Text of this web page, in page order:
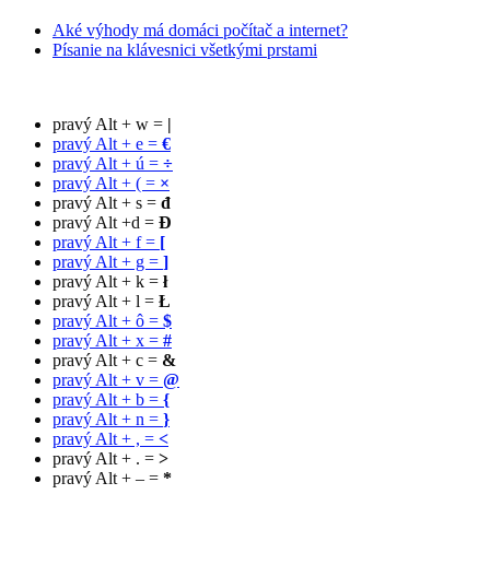
Aké výhody má domáci počítač a internet?
Písanie na klávesnici všetkými prstami
pravý Alt + w = |
pravý Alt + e = €
pravý Alt + ú = ÷
pravý Alt + ( = ×
pravý Alt + s = đ
pravý Alt +d = Đ
pravý Alt + f = [
pravý Alt + g = ]
pravý Alt + k = ł
pravý Alt + l = Ł
pravý Alt + ô = $
pravý Alt + x = #
pravý Alt + c = &
pravý Alt + v = @
pravý Alt + b = {
pravý Alt + n = }
pravý Alt + , = <
pravý Alt + . = >
pravý Alt + – = *